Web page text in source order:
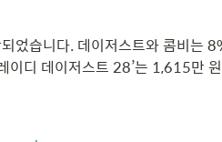
었습니다. 데이저스트와 콤비는
이디 데이저스트 28’는 1,615만